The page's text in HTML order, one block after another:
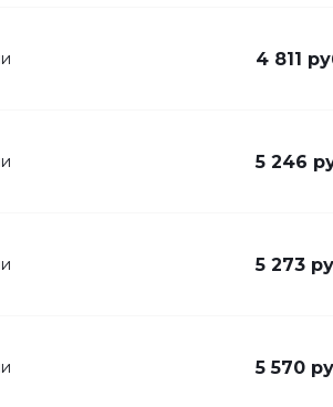
4 811
5 246
5 273
5 570